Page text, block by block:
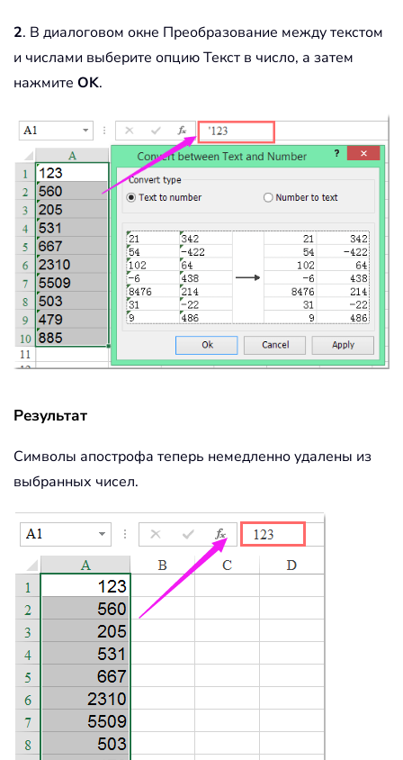
2. В диалоговом окне Преобразование между текстом
и числами выберите опцию Текст в число, а затем
нажмите OK.
Результат
Символы апострофа теперь немедленно удалены из
выбранных чисел.